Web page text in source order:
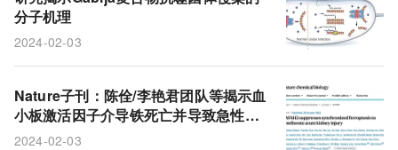
分子机理
2024-02-03
Nature子刊：陈佺/李艳君团队等揭示血
小板激活因子介导铁死亡并导致急性肾
损伤的机制
2024-02-03